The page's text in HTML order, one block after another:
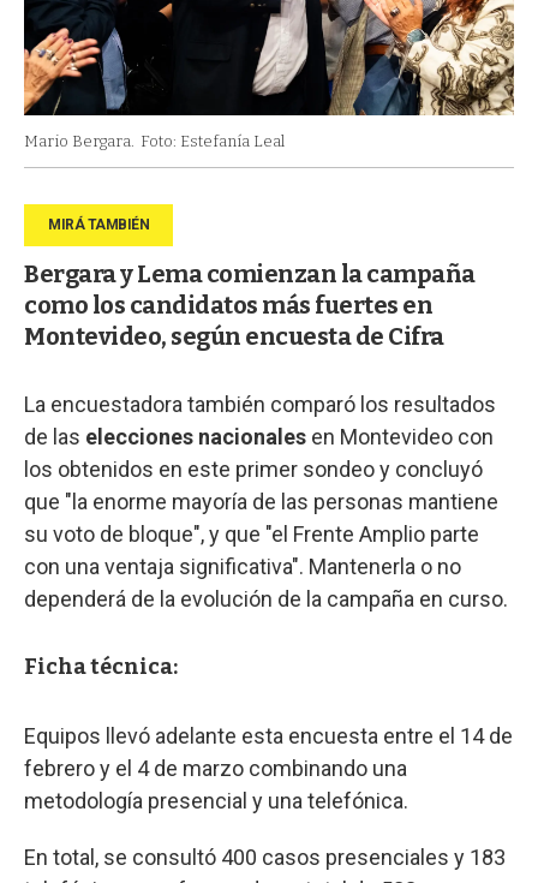
Mario Bergara. Foto: Estefanía Leal
Bergara y Lema comienzan la campaña
como los candidatos más fuertes en
Montevideo, según encuesta de Cifra
La encuestadora también comparó los resultados
de las elecciones nacionales en Montevideo con
los obtenidos en este primer sondeo y concluyó
que "la enorme mayoría de las personas mantiene
su voto de bloque", y que "el Frente Amplio parte
con una ventaja significativa". Mantenerla o no
dependerá de la evolución de la campaña en curso.
Ficha técnica:
Equipos llevó adelante esta encuesta entre el 14 de
febrero y el 4 de marzo combinando una
metodología presencial y una telefónica.
En total, se consultó 400 casos presenciales y 183